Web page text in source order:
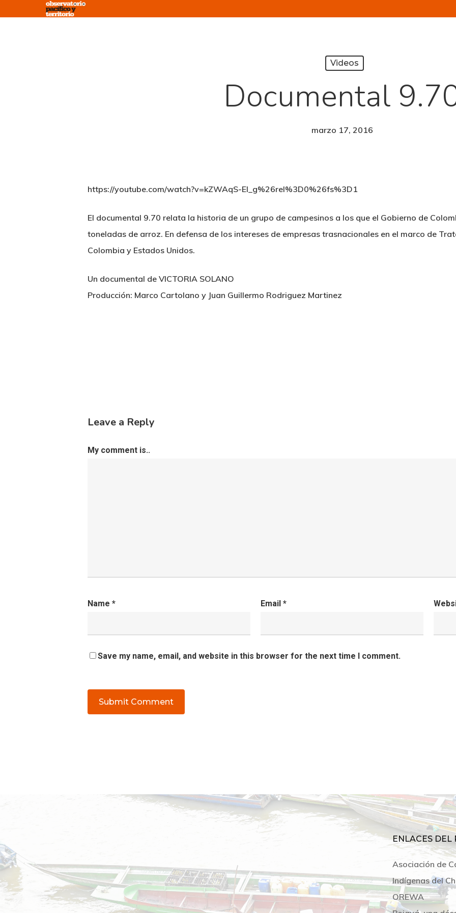
Videos
Documental
marzo 17, 2016
https://youtube.com/watch?v=kZWAqS-El_g%26rel%3D0%26fs%3D1
El documental 9.70 relata la historia de un grupo de campesinos a los que el Gobierno de
toneladas de arroz. En defensa de los intereses de empresas trasnacionales en el marco de
Colombia y Estados Unidos.
Un documental de VICTORIA SOLANO
Producción: Marco Cartolano y Juan Guillermo Rodriguez Martinez
Leave a Reply
My comment is..
Name * Email *
Save my name, email, and website in this browser for the next time I comment.
ENLACES DEL
Asociación de
Indígenas del
OREWA